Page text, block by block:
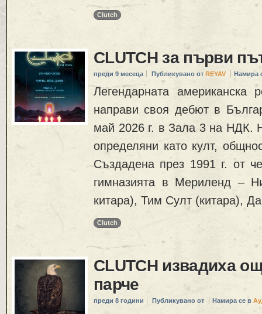
Clutch
CLUTCH за първи
преди 9 месеца Публикувано от REYAV Намира
Легендарната американска
направи своя дебют в
май 2026 г. в Зала 3 на НДК.
определяни като култ,
Създадена през 1991 г. от
гимназията в Мериленд –
китара), Тим Султ (китара),
Clutch
CLUTCH извадиха
парче
преди 8 години Публикувано от Намира се в